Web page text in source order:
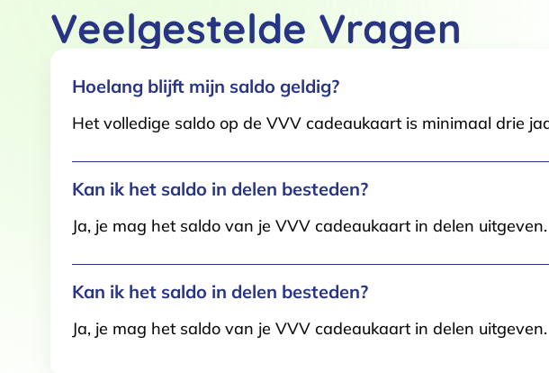
websiteverkeer te analyseren. Ook delen we
adverteren en analyse. Deze partners kunnen deze
ze hebben verzameld op basis van jouw gebruik van
voor ons cookiebeleid.
Functioneel / Noodzakelijk
Voorkeuren
Veelgestelde Vragen
Hoelang blijft mijn saldo geldig?
Het volledige saldo op de VVV cadeaukaart is minimaal drie
Kan ik het saldo in delen besteden?
Ja, je mag het saldo van je VVV cadeaukaart in delen uitgeven.
Kan ik het saldo in delen besteden?
Ja, je mag het saldo van je VVV cadeaukaart in delen uitgeven.